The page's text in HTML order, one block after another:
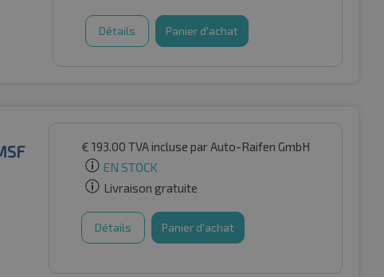
Détails Panier d'achat
€ 193.00 TVA incluse par Auto-Raifen GmbH
EN STOCK
Livraison gratuite
Détails Panier d'achat